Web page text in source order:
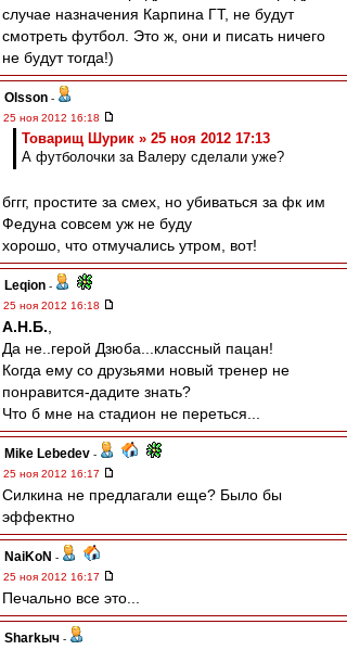
случае назначения Карпина ГТ, не будут
смотреть футбол. Это ж, они и писать ничего
не будут тогда!)
Olsson -
25 ноя 2012 16:18
Товарищ Шурик » 25 ноя 2012 17:13
А футболочки за Валеру сделали уже?
бггг, простите за смех, но убиваться за фк им
Федуна совсем уж не буду
хорошо, что отмучались утром, вот!
Leqion -
25 ноя 2012 16:18
А.Н.Б.
Да не..герой Дзюба...классный пацан!
Когда ему со друзьями новый тренер не
понравится-дадите знать?
Что б мне на стадион не переться...
Mike Lebedev -
25 ноя 2012 16:17
Силкина не предлагали еще? Было бы
эффектно
NaiKoN -
25 ноя 2012 16:17
Печально все это...
Sharkыч -